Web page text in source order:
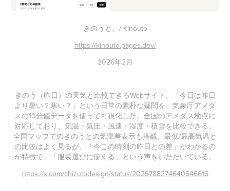
きのうと。/ Kinouto
https://kinouto.pages.dev/
2026年2月
きのう（昨日）の天気と比較できるWebサイト。「今日は昨日
より暑い？寒い？」という日常の素朴な疑問を、気象庁アメダ
スの10分値データを使って可視化した。全国のアメダス地点に
対応しており、気温・気圧・風速・湿度・積雪を比較できる。
全国マップでのきのうとの気温差表示も搭載。最低/最高気温と
の比較はよく見るが、「今この時刻の昨日との差」がわかるの
が特徴で、「服装選びに使える」という声をいただいている。
https://x.com/chizutodesign/status/2025788274640646616